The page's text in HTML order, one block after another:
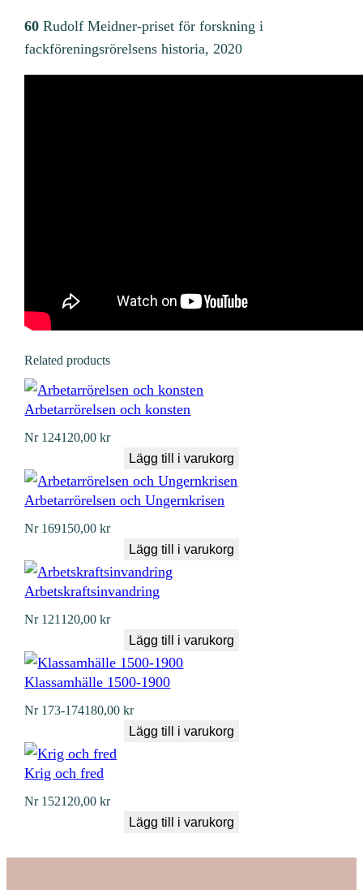
60 Rudolf Meidner-priset för forskning i
fackföreningsrörelsens historia, 2020
Related products
Arbetarrörelsen och konsten
Nr 124120,00kr
Lägg till i varukorg
Arbetarrörelsen och Ungernkrisen
Nr 169150,00kr
Lägg till i varukorg
Arbetskraftsinvandring
Nr 121 120,00kr
Lägg till i varukorg
Klassamhälle 1500-1900
Nr 173-174180,00kr
Lägg till i varukorg
Krig och fred
Nr 152120,00kr
Lägg till i varukorg